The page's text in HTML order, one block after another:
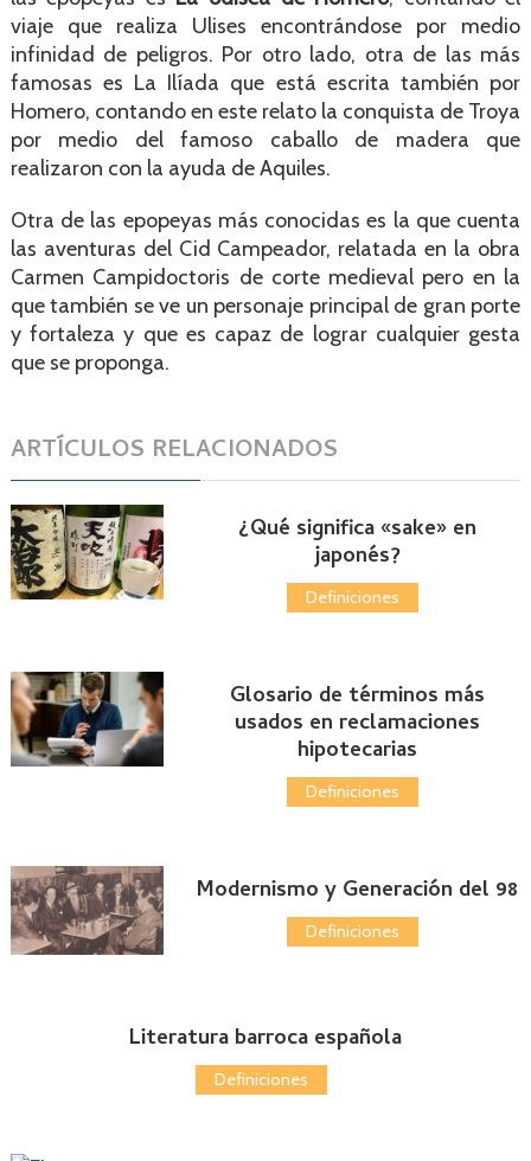
viaje que realiza Ulises encontrándose por medio
infinidad de peligros. Por otro lado, otra de las más
famosas es La Ilíada que está escrita también por
Homero, contando en este relato la conquista de Troya
por medio del famoso caballo de madera que
realizaron con la ayuda de Aquiles.
Otra de las epopeyas más conocidas es la que cuenta
las aventuras del Cid Campeador, relatada en la obra
Carmen Campidoctoris de corte medieval pero en la
que también se ve un personaje principal de gran porte
y fortaleza y que es capaz de lograr cualquier gesta
que se proponga.
ARTÍCULOS RELACIONADOS
¿Qué significa «sake» en
japonés?
Definiciones
Glosario de términos más
usados en reclamaciones
hipotecarias
Definiciones
Modernismo y Generación del 98
Definiciones
Literatura barroca española
Definiciones